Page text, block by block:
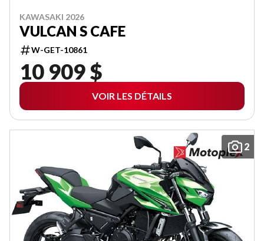
KAWASAKI 2026
VULCAN S CAFE
W-GET-10861
10 909 $
VOIR LES DÉTAILS
2